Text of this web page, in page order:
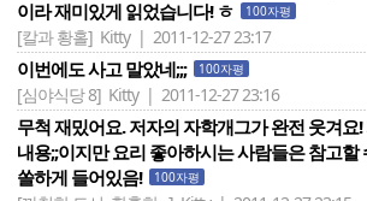
이라 재미있게 읽었습니다! ㅎ
100자평
[칼과 황홀] Kitty | 2011-12-27 23:17
이번에도 사고 말았네;;; 100자평
[심야식당 8] Kitty | 2011-12-27 23:16
무척 재밌어요. 저자의 자학개그가 완전 웃겨요
내용;;이지만 요리 좋아하시는 사람들은 참고할
쏠하게 들어있음!
100자평